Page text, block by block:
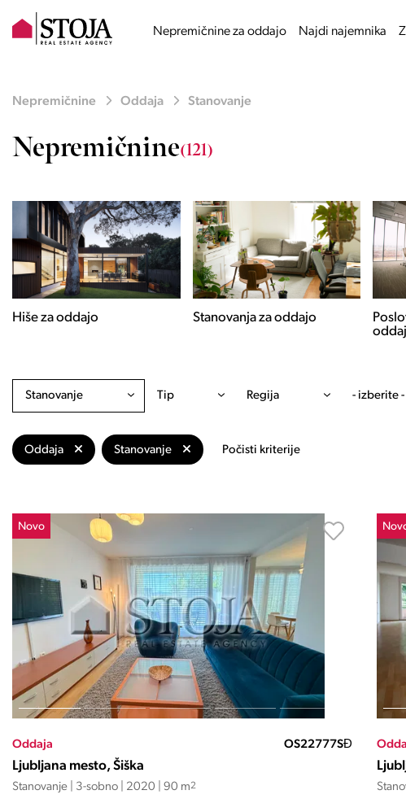
Nepremičnine za oddajo Najdi najemnika
Nepremičnine Oddaja Stanovanje
Nepremičnine(121)
Stanovanja za oddajo
Poslovni prostori za
Hiše
Stanovanje Tip Regija - izberite -
Oddaja Stanovanje Počisti kriterije
Novo
Oddaja OS22777SĐ
Ljubljana mesto, Šiška
Stanovanje | 3-sobno | 2020 | 90 m2